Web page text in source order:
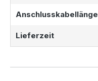
Anschlusskabellänge
Lieferzeit